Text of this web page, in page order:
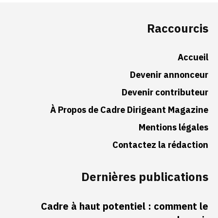
Raccourcis
Accueil
Devenir annonceur
Devenir contributeur
À Propos de Cadre Dirigeant Magazine
Mentions légales
Contactez la rédaction
Dernières publications
Cadre à haut potentiel : comment le